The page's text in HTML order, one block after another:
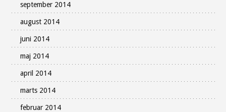
september 2014
august 2014
juni 2014
maj 2014
april 2014
marts 2014
februar 2014